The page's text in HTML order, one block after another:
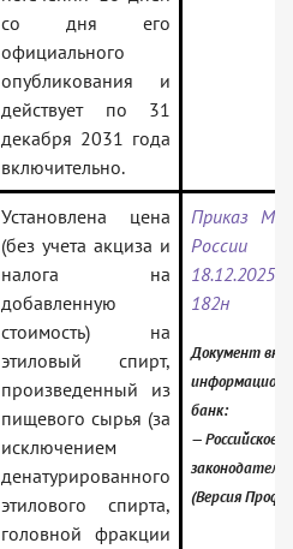
со дня его
официального
опубликования и
действует по 31
декабря 2031 года
включительно.
Установлена цена
(без учета акциза и
налога на
добавленную
стоимость) на
этиловый спирт,
произведенный из
пищевого сырья (за
исключением
денатурированного
этилового спирта,
головной фракции
Приказ
182н
Документ
банк:
— Российское
(Версия Проф)